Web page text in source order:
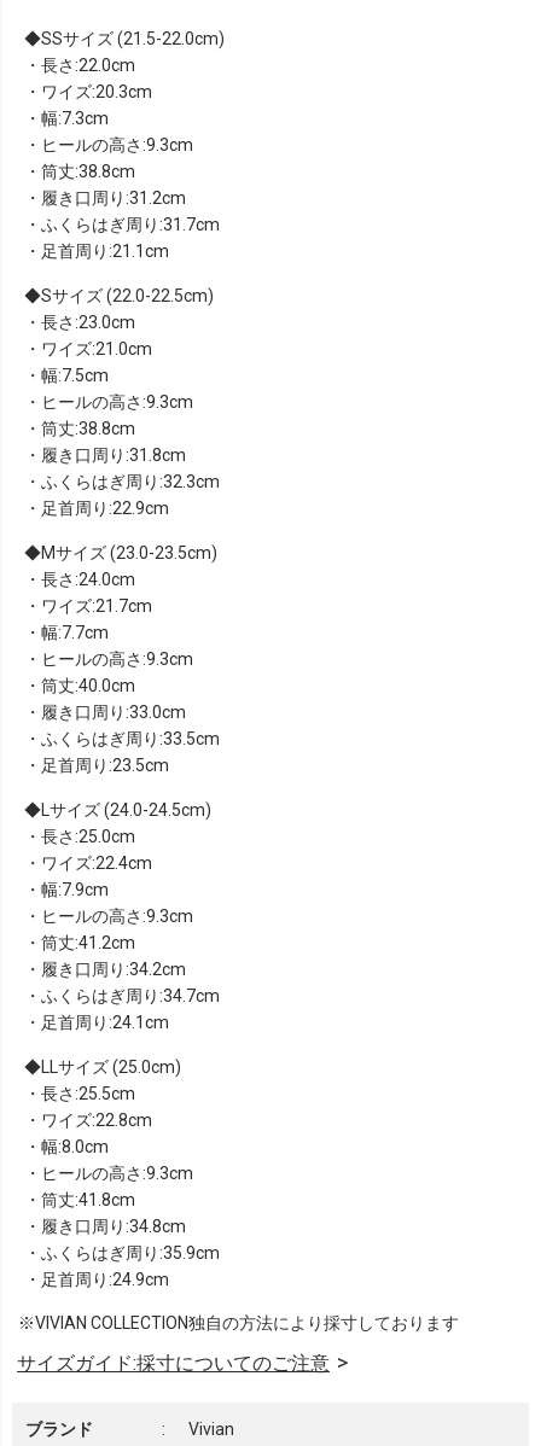
SSサイズ (21.5-22.0cm)
・長さ:22.0cm
・ワイズ:20.3cm
・幅:7.3cm
・ヒールの高さ:9.3cm
・筒丈:38.8cm
・履き口周り:31.2cm
・ふくらはぎ周り:31.7cm
・足首周り:21.1cm
Sサイズ (22.0-22.5cm)
・長さ:23.0cm
・ワイズ:21.0cm
・幅:7.5cm
・ヒールの高さ:9.3cm
・筒丈:38.8cm
・履き口周り:31.8cm
・ふくらはぎ周り:32.3cm
・足首周り:22.9cm
Mサイズ (23.0-23.5cm)
・長さ:24.0cm
・ワイズ:21.7cm
・幅:7.7cm
・ヒールの高さ:9.3cm
・筒丈:40.0cm
・履き口周り:33.0cm
・ふくらはぎ周り:33.5cm
・足首周り:23.5cm
Lサイズ (24.0-24.5cm)
・長さ:25.0cm
・ワイズ:22.4cm
・幅:7.9cm
・ヒールの高さ:9.3cm
・筒丈:41.2cm
・履き口周り:34.2cm
・ふくらはぎ周り:34.7cm
・足首周り:24.1cm
LLサイズ (25.0cm)
・長さ:25.5cm
・ワイズ:22.8cm
・幅:8.0cm
・ヒールの高さ:9.3cm
・筒丈:41.8cm
・履き口周り:34.8cm
・ふくらはぎ周り:35.9cm
・足首周り:24.9cm
※VIVIAN COLLECTION独自の方法により採寸しております
サイズガイド:採寸についてのご注意
ブランド :
Vivian